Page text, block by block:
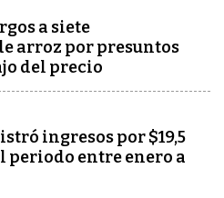
a siete
arroz por presuntos
del precio
ingresos por $19,5
periodo entre enero a